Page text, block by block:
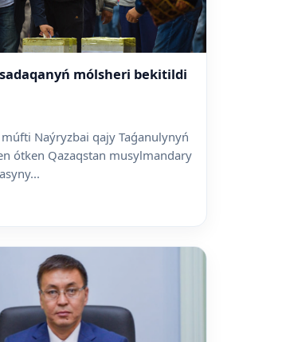
mólsheri bekitildi
múfti Naýryzbai qajy Taǵanulynyń
ótken Qazaqstan musylmandary